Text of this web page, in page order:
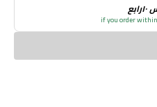
if you order